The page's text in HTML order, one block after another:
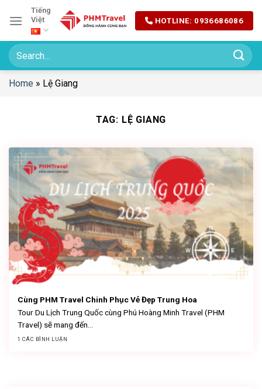
đến
dung
Tiếng
Việt
HOTLINE: 0936686086
Home » Lệ Giang
TAG: LỆ GIANG
Cùng PHM Travel Chinh Phục Vẻ Đẹp Trung Hoa
Tour Du Lịch Trung Quốc cùng Phú Hoàng Minh Travel (PHM
Travel) sẽ mang đến...
1 CÁC BÌNH LUẬN